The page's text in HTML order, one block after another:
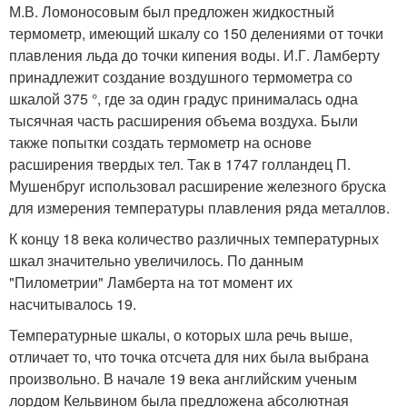
М.В. Ломоносовым был предложен жидкостный
термометр, имеющий шкалу со 150 делениями от точки
плавления льда до точки кипения воды. И.Г. Ламберту
принадлежит создание воздушного термометра со
шкалой 375 °, где за один градус принималась одна
тысячная часть расширения объема воздуха. Были
также попытки создать термометр на основе
расширения твердых тел. Так в 1747 голландец П.
Мушенбруг использовал расширение железного бруска
для измерения температуры плавления ряда металлов.
К концу 18 века количество различных температурных
шкал значительно увеличилось. По данным
"Пилометрии" Ламберта на тот момент их
насчитывалось 19.
Температурные шкалы, о которых шла речь выше,
отличает то, что точка отсчета для них была выбрана
произвольно. В начале 19 века английским ученым
лордом Кельвином была предложена абсолютная